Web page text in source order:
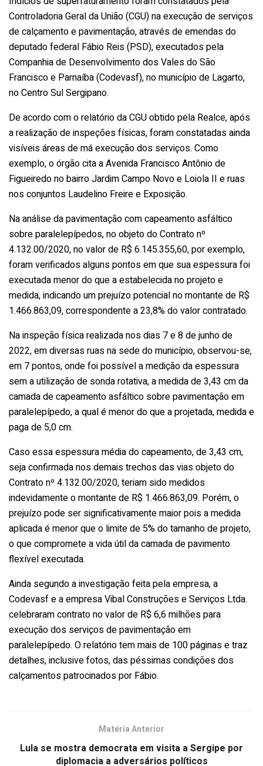
Controladoria Geral da União (CGU) na execução de serviços
de calçamento e pavimentação, através de emendas do
deputado federal Fábio Reis (PSD), executados pela
Companhia de Desenvolvimento dos Vales do São
Francisco e Parnaíba (Codevasf), no município de Lagarto,
no Centro Sul Sergipano.
De acordo com o relatório da CGU obtido pela Realce, após
a realização de inspeções físicas, foram constatadas ainda
visíveis áreas de má execução dos serviços. Como
exemplo, o órgão cita a Avenida Francisco Antônio de
Figueiredo no bairro Jardim Campo Novo e Loiola II e ruas
nos conjuntos Laudelino Freire e Exposição.
Na análise da pavimentação com capeamento asfáltico
sobre paralelepípedos, no objeto do Contrato nº
4.132.00/2020, no valor de R$ 6.145.355,60, por exemplo,
foram verificados alguns pontos em que sua espessura foi
executada menor do que a estabelecida no projeto e
medida, indicando um prejuízo potencial no montante de R$
1.466.863,09, correspondente a 23,8% do valor contratado.
Na inspeção física realizada nos dias 7 e 8 de junho de
2022, em diversas ruas na sede do município, observou-se,
em 7 pontos, onde foi possível a medição da espessura
sem a utilização de sonda rotativa, a medida de 3,43 cm da
camada de capeamento asfáltico sobre pavimentação em
paralelepípedo, a qual é menor do que a projetada, medida e
paga de 5,0 cm.
Caso essa espessura média do capeamento, de 3,43 cm,
seja confirmada nos demais trechos das vias objeto do
Contrato nº 4.132.00/2020, teriam sido medidos
indevidamente o montante de R$ 1.466.863,09. Porém, o
prejuízo pode ser significativamente maior pois a medida
aplicada é menor que o limite de 5% do tamanho de projeto,
o que compromete a vida útil da camada de pavimento
flexível executada.
Ainda segundo a investigação feita pela empresa, a
Codevasf e a empresa Vibal Construções e Serviços Ltda.
celebraram contrato no valor de R$ 6,6 milhões para
execução dos serviços de pavimentação em
paralelepípedo. O relatório tem mais de 100 páginas e traz
detalhes, inclusive fotos, das péssimas condições dos
calçamentos patrocinados por Fábio.
Matéria Anterior
Lula se mostra democrata em visita a Sergipe por
diplomacia a adversários políticos